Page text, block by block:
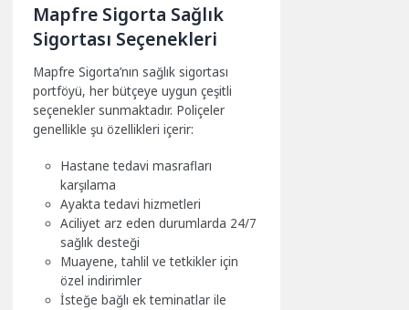
Mapfre Sigorta Sağlık
Sigortası Seçenekleri
Mapfre Sigorta’nın sağlık sigortası
portföyü, her bütçeye uygun çeşitli
seçenekler sunmaktadır. Poliçeler
genellikle şu özellikleri içerir:
Hastane tedavi masrafları
karşılama
Ayakta tedavi hizmetleri
Aciliyet arz eden durumlarda 24/7
sağlık desteği
Muayene, tahlil ve tetkikler için
özel indirimler
İsteğe bağlı ek teminatlar ile